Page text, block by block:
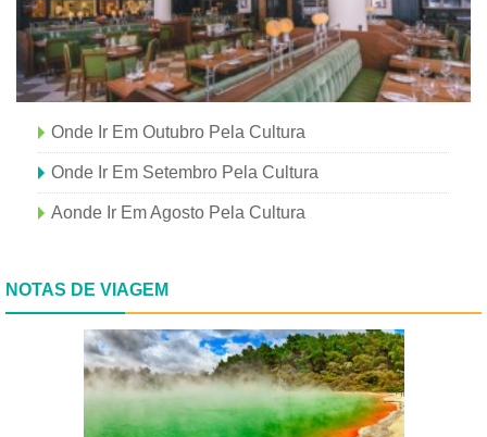
Onde Ir Em Outubro Pela Cultura
Onde Ir Em Setembro Pela Cultura
Aonde Ir Em Agosto Pela Cultura
NOTAS DE VIAGEM